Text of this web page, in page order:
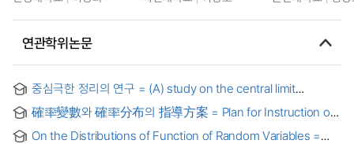
연관학위논문
중심극한 정리의 연구 = (A) study on the central limit
確率變數와 確率分布의 指導方案 = Plan for Instruction of
On the Distributions of Function of Random Variables =